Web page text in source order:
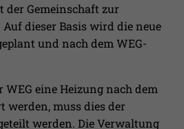
der Gemeinschaft zur
dieser Basis wird die neue
und nach dem WEG-
eine Heizung nach dem
werden, muss dies der
werden. Die Verwaltung